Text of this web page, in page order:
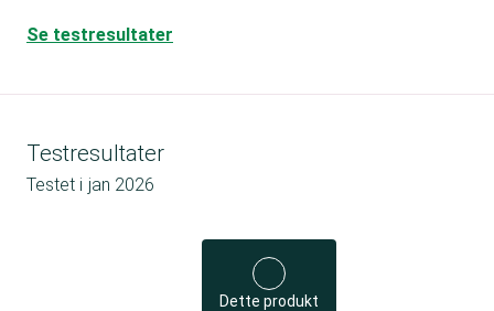
Se testresultater
Testresultater
Testet i jan 2026
Dette produkt